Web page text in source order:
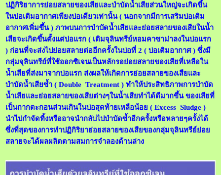
ปฏิกิริยาการย่อยสลายของเสียและบำบัดน้ำเสียส่วนใหญ่จะเกิดขึ้น
ในบ่อเติมอากาศเพียงบ่อเดียวเท่านั้น ( นอกจากมีการเสริมบ่อเติม
อากาศเพิ่มขึ้น ) ภาพบนการบำบัดน้ำเสียและย่อยสลายของเสียในน้ำ
เสียจะเกิดขึ้นตั้งแต่บ่อแรก ( เติมจุลินทรีย์หอมคาซาม่าลงในบ่อแรก
) ก่อนที่จะส่งไปย่อยสลายต่ออีกครั้งในบ่อที่ 2 ( บ่อเติมอากาศ ) ซึ่งมี
กลุ่มจุลินทรีย์ที่ใช้ออกซิเจนเป็นหลักรอย่อยสลายของเสียที่เหลือใน
น้ำเสียที่ส่งมาจากบ่อแรก ส่งผลให้เกิดการย่อยสลายของเสียและ
บำบัดน้ำเสียซ้ำ ( Double Treatment ) ทำให้ประสิทธิภาพการบำบัด
น้ำเสียและย่อยสลายของเสียต่างๆในน้ำเสียทำได้ดีมากขึ้น ของเสียที่
เป็นกากตะกอนส่วนเกินในบ่อสุดท้ายเหลือน้อย ( Excess Sludge )
นำไปกำจัดทิ้งหรืออาจนำกลับไปบำบัดซ้ำอีกครั้งหรือหลายๆครั้งได้
ซึ่งที่สุดของการทำปฏิกิริยาย่อยสลายของเสียของกลุ่มจุลินทรีย์ย่อย
สลายจะได้ผลผลิตตามสมการจำลองด้านล่าง